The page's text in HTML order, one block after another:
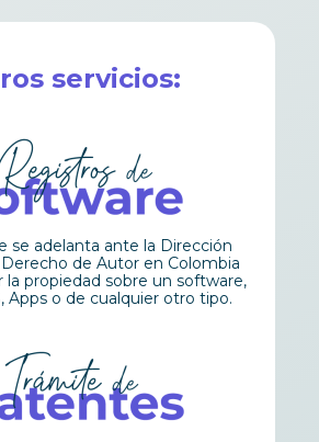
servicios:
se adelanta ante la Dirección
de Autor en Colombia
la propiedad sobre un software,
Apps o de cualquier otro tipo.